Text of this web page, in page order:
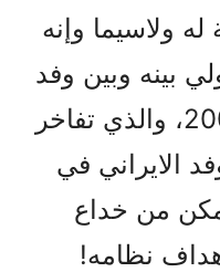
له ولاسيما وإنه
بينه وبين وفد
الترويکا الاوربية عام 2004، والذي تفاخر
الايراني في
من خداع
نظامه!